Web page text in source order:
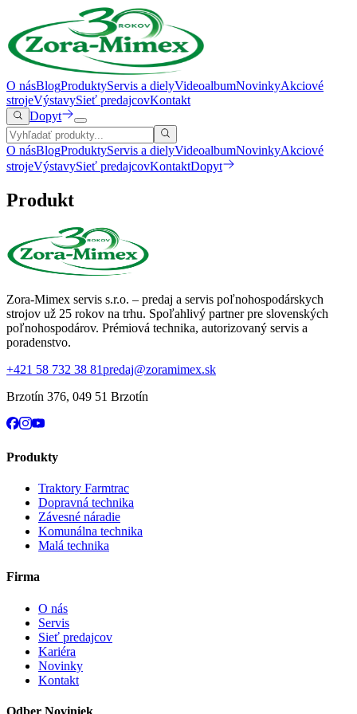
O násBlogProduktyServis a dielyVideoalbumNovinkyAkciové
strojeVýstavySieť predajcovKontakt
Dopyt
O násBlogProduktyServis a dielyVideoalbumNovinkyAkciové
strojeVýstavySieť predajcovKontaktDopyt
Produkt
Zora-Mimex servis s.r.o. – predaj a servis poľnohospodárskych
strojov už 25 rokov na trhu. Spoľahlivý partner pre slovenských
poľnohospodárov. Prémiová technika, autorizovaný servis a
poradenstvo.
+421 58 732 38 81predaj@zoramimex.sk
Brzotín 376, 049 51 Brzotín
Produkty
Traktory Farmtrac
Dopravná technika
Závesné náradie
Komunálna technika
Malá technika
Firma
O nás
Servis
Sieť predajcov
Kariéra
Novinky
Kontakt
Odber Noviniek